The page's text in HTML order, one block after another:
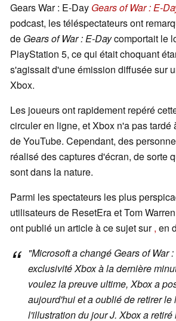
Gears War : E-Day Gears of War : E-
podcast, les téléspectateurs ont
de Gears of War : E-Daycomportait le
PlayStation 5, ce qui était choquant
s'agissait d'une émission diffusée sur
Xbox.
Les joueurs ont rapidement repéré
circuler en ligne, et Xbox n'a pas tardé
de YouTube. Cependant, des
réalisé des captures d'écran, de sorte
sont dans la nature.
Parmi les spectateurs les plus
utilisateurs de ResetEra et Tom
ont publié un article à ce sujet sur, en
"Microsoft a changé Gears of War
exclusivité Xbox à la dernière
voulez la preuve ultime, Xbox a
aujourd'hui et a oublié de retirer le
l'illustration dujour J.Xbox a retiré